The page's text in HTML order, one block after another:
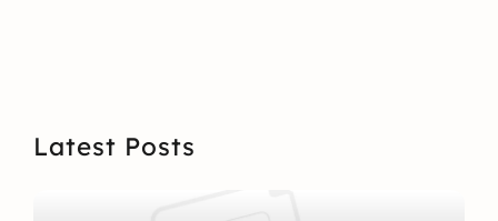
Latest Posts